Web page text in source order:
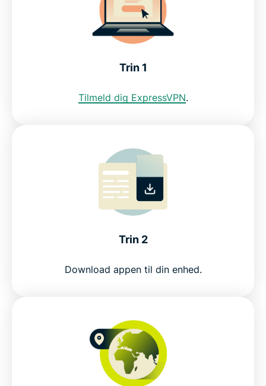
Derfor er ExpressVPN den bedste VPN til
Kan jeg bruge en gratis VPN til at få en slovakisk
ExpressVPN til alle lande
Se, hvorfor ExpressVPN er den VPN,
internetbrugere i Slovakiet har tillid til
Trin 1
Tilmeld dig ExpressVPN.
Trin 2
Download appen til din enhed.